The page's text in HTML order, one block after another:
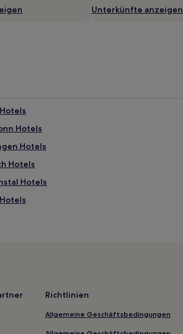
Unterkünfte anzeigen
Hotels
Hotels
Hotels
Hotels
Hotels
Richtlinien
Allgemeine Geschäftsbedingungen